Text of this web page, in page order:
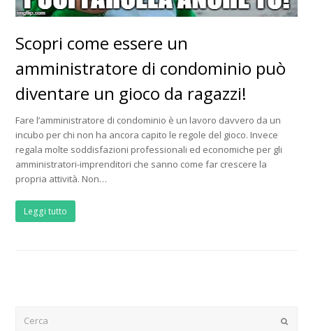
Scopri come essere un
amministratore di condominio può
diventare un gioco da ragazzi!
Fare l’amministratore di condominio è un lavoro davvero da un
incubo per chi non ha ancora capito le regole del gioco. Invece
regala molte soddisfazioni professionali ed economiche per gli
amministratori-imprenditori che sanno come far crescere la
propria attività. Non…
Leggi tutto